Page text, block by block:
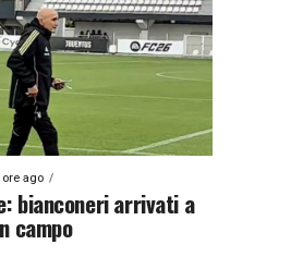
ore ago
bianconeri arrivati a
campo